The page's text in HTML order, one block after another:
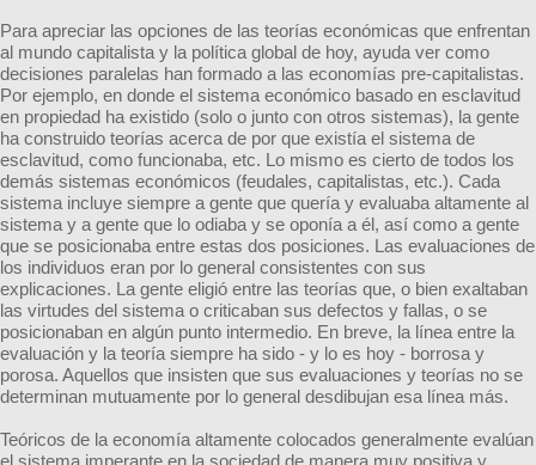
Para apreciar las opciones de las teorías económicas que enfrentan
al mundo capitalista y la política global de hoy, ayuda ver como
decisiones paralelas han formado a las economías pre-capitalistas.
Por ejemplo, en donde el sistema económico basado en esclavitud
en propiedad ha existido (solo o junto con otros sistemas), la gente
ha construido teorías acerca de por que existía el sistema de
esclavitud, como funcionaba, etc. Lo mismo es cierto de todos los
demás sistemas económicos (feudales, capitalistas, etc.). Cada
sistema incluye siempre a gente que quería y evaluaba altamente al
sistema y a gente que lo odiaba y se oponía a él, así como a gente
que se posicionaba entre estas dos posiciones. Las evaluaciones de
los individuos eran por lo general consistentes con sus
explicaciones. La gente eligió entre las teorías que, o bien exaltaban
las virtudes del sistema o criticaban sus defectos y fallas, o se
posicionaban en algún punto intermedio. En breve, la línea entre la
evaluación y la teoría siempre ha sido - y lo es hoy - borrosa y
porosa. Aquellos que insisten que sus evaluaciones y teorías no se
determinan mutuamente por lo general desdibujan esa línea más.
Teóricos de la economía altamente colocados generalmente evalúan
el sistema imperante en la sociedad de manera muy positiva y